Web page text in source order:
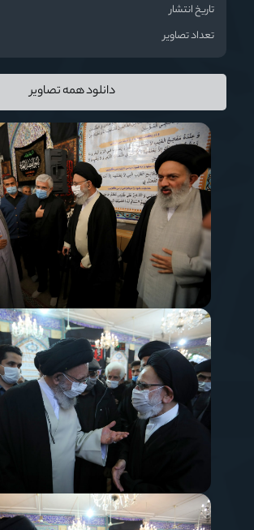
تاریخ انتشار
تعداد تصاویر
دانلود همه تصاویر